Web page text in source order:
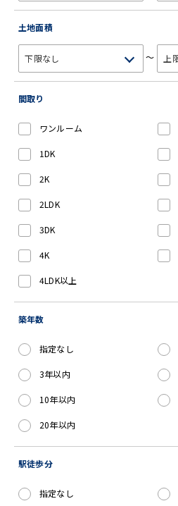
土地面積
～
間取り
ワンルーム
1DK
2K
2LDK
3DK
4K
4LDK以上
築年数
指定なし
3年以内
10年以内
20年以内
駅徒歩分
指定なし